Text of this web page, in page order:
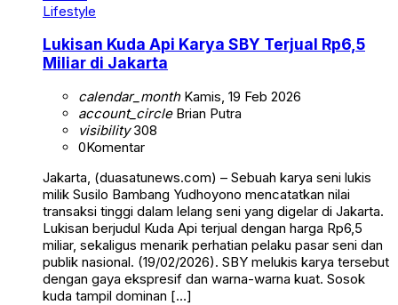
Lifestyle
Lukisan Kuda Api Karya SBY Terjual Rp6,5
Miliar di Jakarta
calendar_monthKamis, 19 Feb 2026
account_circleBrian Putra
visibility308
0Komentar
Jakarta, (duasatunews.com) – Sebuah karya seni lukis
milik Susilo Bambang Yudhoyono mencatatkan nilai
transaksi tinggi dalam lelang seni yang digelar di Jakarta.
Lukisan berjudul Kuda Api terjual dengan harga Rp6,5
miliar, sekaligus menarik perhatian pelaku pasar seni dan
publik nasional. (19/02/2026). SBY melukis karya tersebut
dengan gaya ekspresif dan warna-warna kuat. Sosok
kuda tampil dominan […]